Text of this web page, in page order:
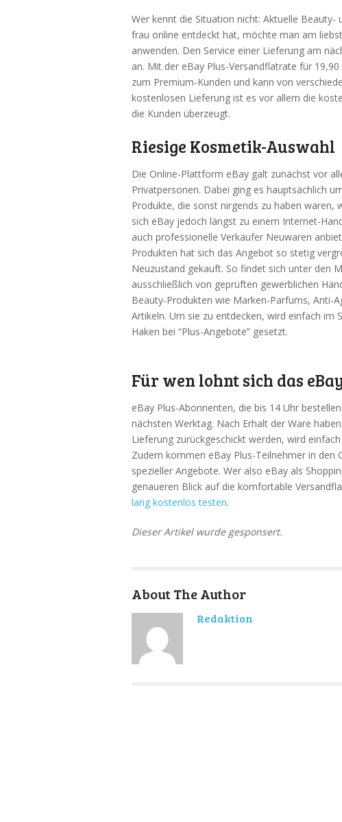
Wer kennt die Situation nicht: Aktuelle
frau online entdeckt hat, möchte man am
anwenden. Den Service einer Lieferung am
an. Mit der eBay Plus-Versandflatrate für
zum Premium-Kunden und kann von
kostenlosen Lieferung ist es vor allem die
die Kunden überzeugt.
Riesige Kosmetik-Auswahl
Die Online-Plattform eBay galt zunächst vor
Privatpersonen. Dabei ging es hauptsächlich
Produkte, die sonst nirgends zu haben waren,
sich eBay jedoch längst zu einem Internet-
auch professionelle Verkäufer Neuwaren
Produkten hat sich das Angebot so stetig
Neuzustand gekauft. So findet sich unter den
ausschließlich von geprüften gewerblichen
Beauty-Produkten wie Marken-Parfums, Anti-
Artikeln. Um sie zu entdecken, wird einfach im
Haken bei “Plus-Angebote” gesetzt.
Für wen lohnt sich das
eBay Plus-Abonnenten, die bis 14 Uhr
nächsten Werktag. Nach Erhalt der Ware
Lieferung zurückgeschickt werden, wird
Zudem kommen eBay Plus-Teilnehmer in den
spezieller Angebote. Wer also eBay als
genaueren Blick auf die komfortable
lang kostenlos testen.
Dieser Artikel wurde gesponsert.
About The Author
Redaktion